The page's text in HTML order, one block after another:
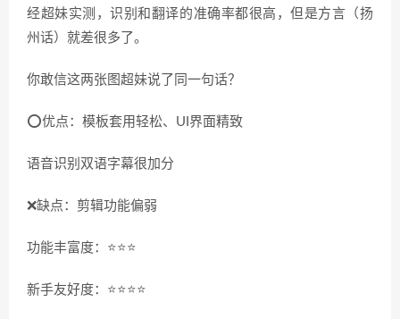
经超妹实测，识别和翻译的准确率都很高，但是方言（扬
州话）就差很多了。
你敢信这两张图超妹说了同一句话？
⭕️优点：模板套用轻松、UI界面精致
语音识别双语字幕很加分
❌缺点：剪辑功能偏弱
功能丰富度：⭐️⭐️⭐️
新手友好度：⭐️⭐️⭐️⭐️